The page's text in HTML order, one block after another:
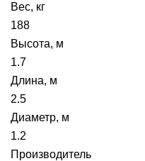
Вес, кг
188
Высота, м
1.7
Длина, м
2.5
Диаметр, м
1.2
Производитель